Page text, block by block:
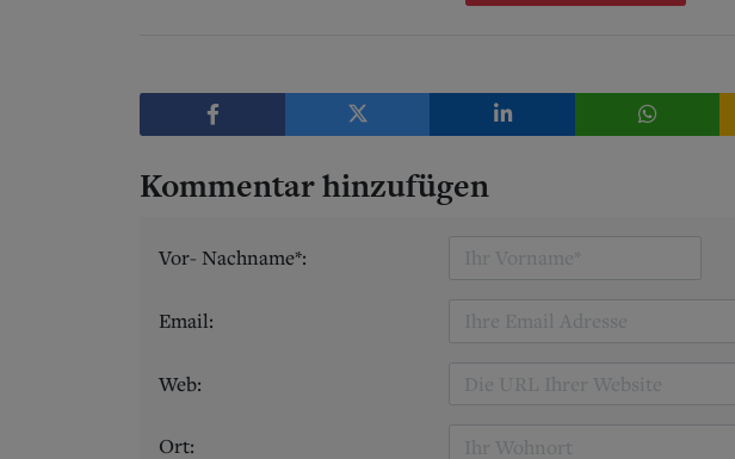
Kommentar hinzufügen
Vor- Nachname*:
Email:
Web:
Ort: